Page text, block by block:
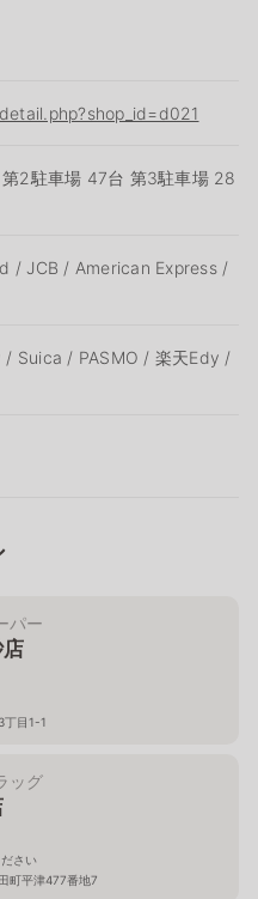
2駐車場 47台 第3駐車場 28
/ JCB / American Express /
Suica / PASMO / 楽天Edy /
パー
丁目1-1
ッグ
さい
町平津477番地7